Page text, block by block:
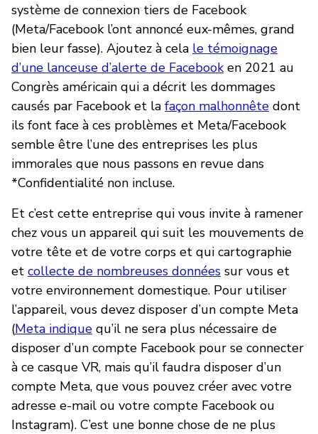
système de connexion tiers de Facebook
(Meta/Facebook l’ont annoncé eux-mêmes, grand
bien leur fasse). Ajoutez à cela le témoignage
d’une lanceuse d’alerte de Facebooken 2021 au
Congrès américain qui a décrit les dommages
causés par Facebook et la façon malhonnête dont
ils font face à ces problèmes et Meta/Facebook
semble être l’une des entreprises les plus
immorales que nous passons en revue dans
*Confidentialité non incluse.
Et c’est cette entreprise qui vous invite à ramener
chez vous un appareil qui suit les mouvements de
votre tête et de votre corps et qui cartographie
et collecte de nombreuses données sur vous et
votre environnement domestique. Pour utiliser
l’appareil, vous devez disposer d’un compte Meta
(Meta indique qu’il ne sera plus nécessaire de
disposer d’un compte Facebook pour se connecter
à ce casque VR, mais qu’il faudra disposer d’un
compte Meta, que vous pouvez créer avec votre
adresse e-mail ou votre compte Facebook ou
Instagram). C’est une bonne chose de ne plus